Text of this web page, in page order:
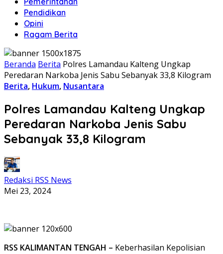
Pendidikan
Opini
Ragam Berita
Beranda Berita Polres Lamandau Kalteng Ungkap
Peredaran Narkoba Jenis Sabu Sebanyak 33,8 Kilogram
Berita, Hukum, Nusantara
Polres Lamandau Kalteng Ungkap
Peredaran Narkoba Jenis Sabu
Sebanyak 33,8 Kilogram
Redaksi RSS News
Mei 23, 2024
RSS KALIMANTAN TENGAH – Keberhasilan Kepolisian